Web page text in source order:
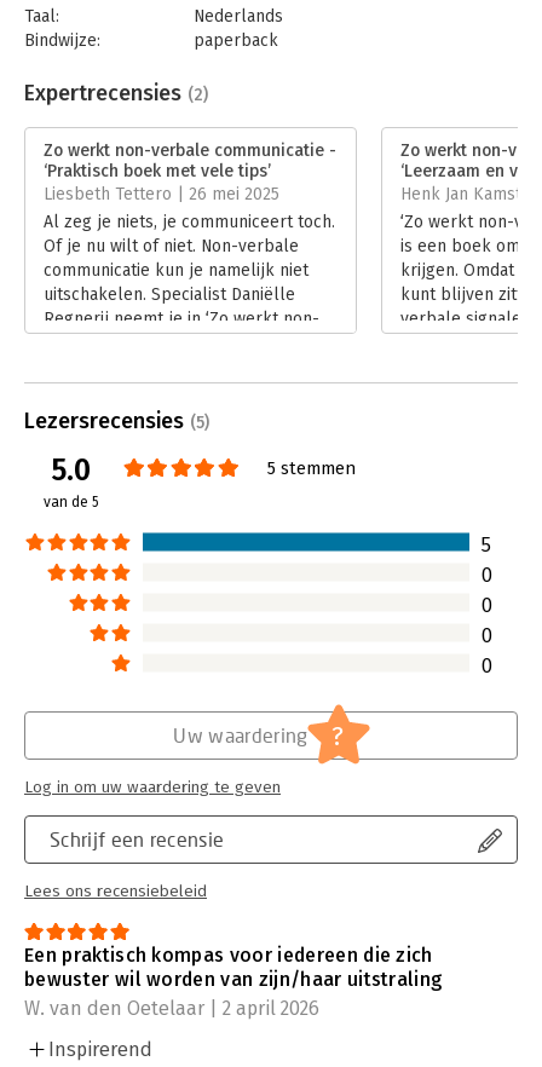
Taal:
Nederlands
Bindwijze:
paperback
Uitgever:
Boom
Verschijningsdatum:
25-3-2025
Hoofdrubriek: Communicatie en media
Expertrecensies (2)
Zo werkt non-verbale communicatie -
‘Praktisch boek met vele tips’
Liesbeth Tettero | 26 mei 2025
Al zeg je niets, je communiceert toch.
Of je nu wilt of niet. Non-verbale
communicatie kun je namelijk niet
uitschakelen. Specialist Daniëlle
Regnerij neemt je in ‘Zo werkt non-
Lees verder
Zo werkt non-
‘Leerzaam en
Henk Jan
‘Zo werkt non-
is een boek om
krijgen. Omdat
kunt blijven
verbale signalen
Lezersrecensies (5)
5.0
van de 5
5 stemmen
5
0
0
0
0
Schrijf een recensie
Lees ons recensiebeleid
Uw waardering ?
Log in om uw waardering te geven
Een praktisch kompas voor iedereen die zich
bewuster wil worden van zijn/haar uitstraling
W. van den Oetelaar | 2 april 2026
Inspirerend